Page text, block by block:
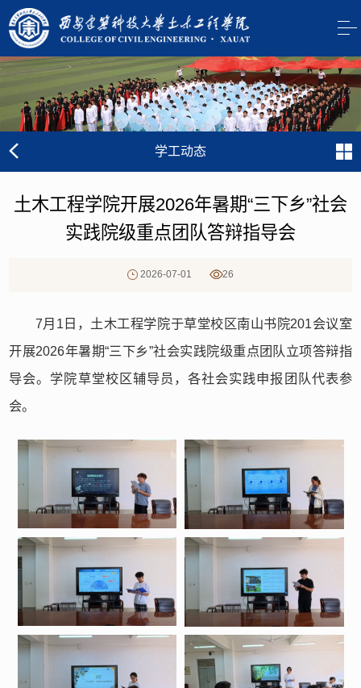
学工动态
土木工程学院开展2026年暑期“三下乡”社会
实践院级重点团队答辩指导会
2026-07-01 26
7月1日，土木工程学院于草堂校区南山书院201会议室
开展2026年暑期“三下乡”社会实践院级重点团队立项答辩指
导会。学院草堂校区辅导员，各社会实践申报团队代表参
会。